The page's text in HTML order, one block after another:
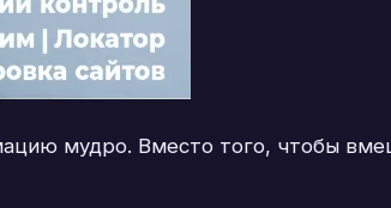
мудро. Вместо того, чтобы